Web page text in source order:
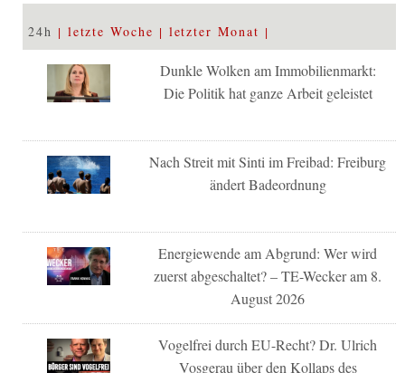
24h letzte Woche letzter Monat
Dunkle Wolken am Immobilienmarkt:
Die Politik hat ganze Arbeit geleistet
Nach Streit mit Sinti im Freibad: Freiburg
ändert Badeordnung
Energiewende am Abgrund: Wer wird
zuerst abgeschaltet? – TE-Wecker am 8.
August 2026
Vogelfrei durch EU-Recht? Dr. Ulrich
Vosgerau über den Kollaps des